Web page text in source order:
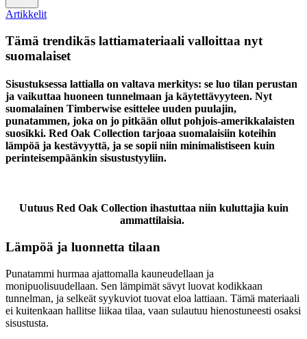
Artikkelit
Tämä trendikäs lattiamateriaali valloittaa nyt
suomalaiset
Sisustuksessa lattialla on valtava merkitys: se luo tilan perustan
ja vaikuttaa huoneen tunnelmaan ja käytettävyyteen. Nyt
suomalainen Timberwise esittelee uuden puulajin,
punatammen, joka on jo pitkään ollut pohjois-amerikkalaisten
suosikki. Red Oak Collection tarjoaa suomalaisiin koteihin
lämpöä ja kestävyyttä, ja se sopii niin minimalistiseen kuin
perinteisempäänkin sisustustyyliin.
Uutuus Red Oak Collection ihastuttaa niin kuluttajia kuin
ammattilaisia.
Lämpöä ja luonnetta tilaan
Punatammi hurmaa ajattomalla kauneudellaan ja
monipuolisuudellaan. Sen lämpimät sävyt luovat kodikkaan
tunnelman, ja selkeät syykuviot tuovat eloa lattiaan. Tämä materiaali
ei kuitenkaan hallitse liikaa tilaa, vaan sulautuu hienostuneesti osaksi
sisustusta.